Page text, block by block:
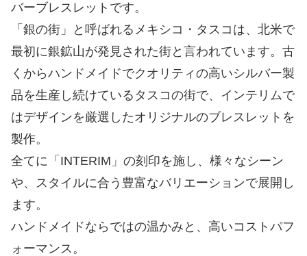
バーブレスレットです。
「銀の街」と呼ばれるメキシコ・タスコは、北米で
最初に銀鉱山が発見された街と言われています。古
くからハンドメイドでクオリティの高いシルバー製
品を生産し続けているタスコの街で、インテリムで
はデザインを厳選したオリジナルのブレスレットを
製作。
全てに「INTERIM」の刻印を施し、様々なシーン
や、スタイルに合う豊富なバリエーションで展開し
ます。
ハンドメイドならではの温かみと、高いコストパフ
ォーマンス。